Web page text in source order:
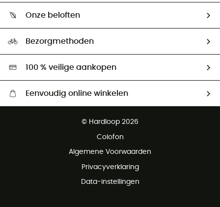
Retourzendingen & Terugbetalingen
Ambassadeurs
Onze beloften
Hardgreen
Bezorgmethoden
100 % veilige aankopen
Eenvoudig online winkelen
Gratis retourneren binnen 100 dagen
© Hardloop 2026
Colofon
Algemene Voorwaarden
Privacyverklaring
Data-instellingen